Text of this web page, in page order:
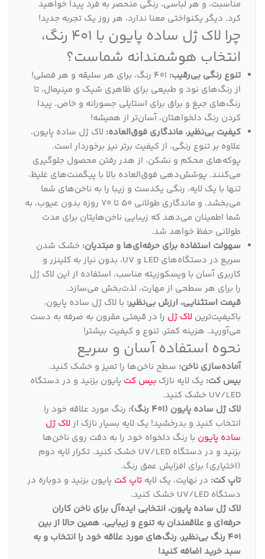
مناسبت، و هر لباسی، رنگی منحصر به فرد پیدا خواهید
کرد. دیگر یکنواختی معنا ندارد، هر روز یک تجربه جدید!
چرا لاک ژل ساده پایون با 401 رنگ،
انتخاب هوشمندانه شماست؟
تنوع رنگی بی‌رقیب:
401 رنگ، برای هر سلیقه و هر فصلی!
از رنگ‌های نود و طبیعی برای ظاهری شیک و مینیمال، تا
رنگ‌های جیغ و براق برای استایلی جسورانه و خاص. پیدا
کردن رنگ دلخواهتان، آسان‌تر از همیشه!
کیفیت بی‌نظیر، ماندگاری فوق‌العاده: لاک ژل ساده پایون،
علاوه بر تنوع رنگی، از کیفیت برتر نیز برخوردار است.
پوکه‌های محکم و نشکن، از هدر رفتن محصول جلوگیری
می‌کنند. پوشش‌دهی فوق‌العاده بالا با پیگمنت‌های غلیظ،
تنها با یک لایه، رنگی یکدست و زیبا را به ناخن‌های شما
می‌بخشد. و ماندگاری طولانی 50 تا 70 روزه بدون عیوب، به
شما اطمینان می‌دهد که زیبایی ناخن‌هایتان برای مدت
طولانی حفظ خواهد شد.
سهولت استفاده برای حرفه‌ای‌ها و مبتدیان: خشک شدن
سریع در دستگاه‌های LED و UV، بدون نیاز به کلینزر و
کاربری آسان با ویسکوزیته مناسب، استفاده از این لاک ژل
را برای هر سطحی از مهارت، لذت‌بخش می‌سازد.
قیمت استثنایی، ارزش بی‌نظیر: با لاک ژل ساده پایون،
باکیفیت‌ترین لاک ژل را در قیمتی مقرون به صرفه به دست
می‌آورید. هزینه کمتر، تنوع و کیفیت بیشتر!
نحوه استفاده آسان و سریع
آماده‌سازی ناخن: سطح ناخن‌ها را تمیز و خشک کنید.
بیس کت: یک لایه نازک بیس کت پایون بزنید و در دستگاه
UV/LED خشک کنید.
لاک ژل ساده پایون (401 رنگ):
رنگ مورد علاقه خود را
انتخاب کنید و بدرخشید! یک لایه بسیار نازک از لاک ژل
ساده پایون با رنگ دلخواه خود را به دقت روی ناخن‌ها
بزنید و در دستگاه UV/LED خشک کنید. تکرار لایه دوم
(اختیاری) برای افزایش عمق رنگ.
تاپ کت: در نهایت، یک لایه تاپ کت پایون بزنید و دوباره در
دستگاه UV/LED خشک کنید.
لاک ژل ساده پایون، انتخابی ایده‌آل برای ناخن کاران
حرفه‌ای و علاقمندان به تنوع و زیبایی. همین حالا از بین
401 رنگ بی‌نظیر، رنگ‌های مورد علاقه خود را انتخاب و به
سبد خرید اضافه کنید!